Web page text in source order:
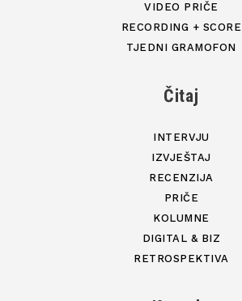
VIDEO PRIČE
RECORDING + SCORE
TJEDNI GRAMOFON
Čitaj
INTERVJU
IZVJEŠTAJ
RECENZIJA
PRIČE
KOLUMNE
DIGITAL & BIZ
RETROSPEKTIVA